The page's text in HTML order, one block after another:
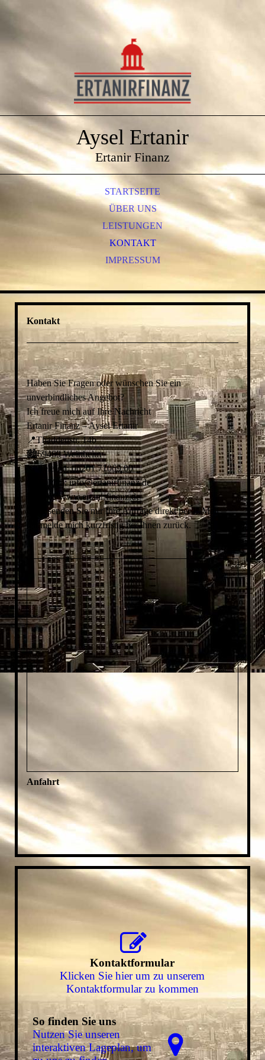
Aysel Ertanir
Ertanir Finanz
STARTSEITE
ÜBER UNS
LEISTUNGEN
KONTAKT
IMPRESSUM
Kontakt
Haben Sie Fragen oder wünschen Sie ein
unverbindliches Angebot?
Ich freue mich auf Ihre Nachricht
Ertanir Finanz – Aysel Ertanir
📍Thaddenstr. 14b
🏙️69469 Weinheim
📞 Telefon: 06201 71069 00
📧 E-Mail: info@ertanirfinanz.de
🌐 Web: www.ertanirfinanz.de
Oder senden Sie mir Ihre Anfrage direkt per E-Mail –
ich melde mich kurzfristig bei Ihnen zurück.
Anfahrt
Kontaktformular
Klicken Sie hier um zu unserem
Kon­takt­for­mu­lar zu kommen
So finden Sie uns
Nutzen Sie unseren
interaktiven La­ge­plan, um